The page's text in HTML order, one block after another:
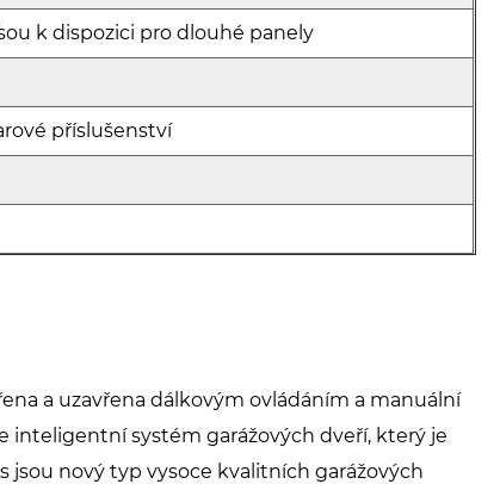
k dispozici pro dlouhé panely
příslušenství
a uzavřena dálkovým ovládáním a manuální
inteligentní systém garážových dveří, který je
jsou nový typ vysoce kvalitních garážových